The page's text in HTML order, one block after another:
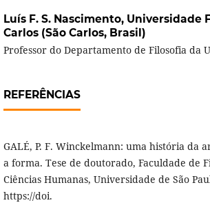
Luís F. S. Nascimento, Universidade
Carlos (São Carlos, Brasil)
Professor do Departamento de Filosofia da
REFERÊNCIAS
GALÉ, P. F. Winckelmann: uma história da
a forma. Tese de doutorado, Faculdade de
Ciências Humanas, Universidade de São
https://doi.